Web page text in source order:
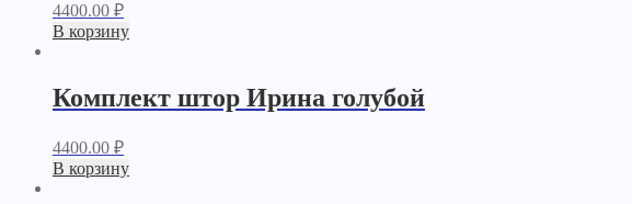
4400.00 ₽
В корзину
Комплект штор Ирина голубой
4400.00 ₽
В корзину